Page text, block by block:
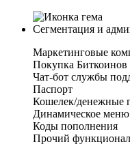
Сегментация и
Маркетинговые
Покупка Биткоинов
Чат-бот службы
Паспорт
Кошелек/денежные
Динамическое
Коды пополнения
Прочий функционал